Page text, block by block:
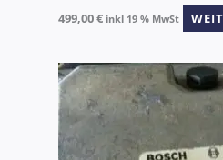
499,00€ inkl 19 % MwSt